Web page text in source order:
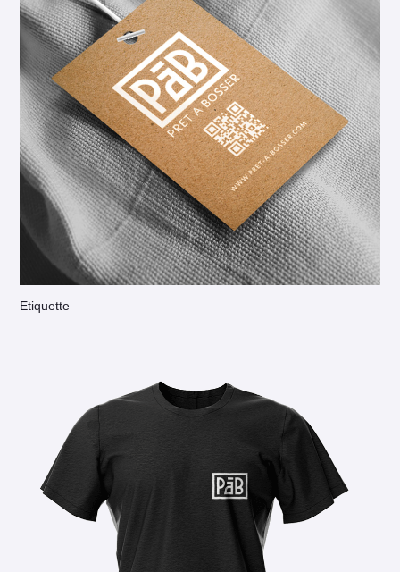
Etiquette